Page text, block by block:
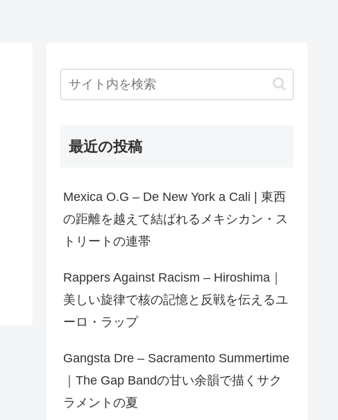
最近の投稿
Mexica O.G – De New York a Cali | 東西
の距離を越えて結ばれるメキシカン・ス
トリートの連帯
Rappers Against Racism – Hiroshima｜
美しい旋律で核の記憶と反戦を伝えるユ
ーロ・ラップ
Gangsta Dre – Sacramento Summertime
｜The Gap Bandの甘い余韻で描くサク
ラメントの夏